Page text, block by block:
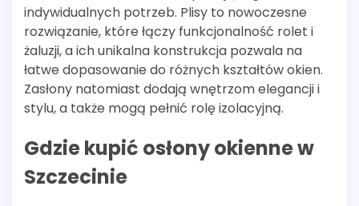
indywidualnych potrzeb. Plisy to nowoczesne
rozwiązanie, które łączy funkcjonalność rolet i
żaluzji, a ich unikalna konstrukcja pozwala na
łatwe dopasowanie do różnych kształtów okien.
Zasłony natomiast dodają wnętrzom elegancji i
stylu, a także mogą pełnić rolę izolacyjną.
Gdzie kupić osłony okienne w
Szczecinie